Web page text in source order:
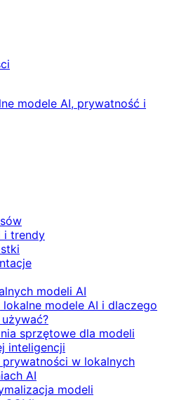
modele AI, prywatność i
i trendy
modeli AI
modele AI i dlaczego
sprzętowe dla modeli
inteligencji
prywatności w lokalnych
AI
modeli